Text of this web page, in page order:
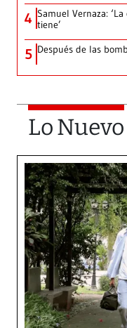
4 Samuel Vernaza:
tiene’
5 Después de las
Lo Nuevo